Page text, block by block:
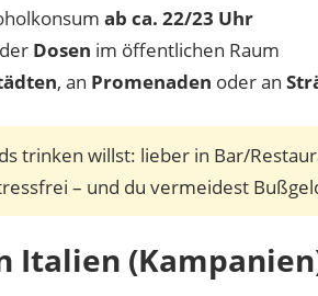
ab ca. 22/23 Uhr
Dosen im öffentlichen Raum
, an Promenaden oder an
trinken willst: lieber in Bar/
– und du vermeidest
Italien